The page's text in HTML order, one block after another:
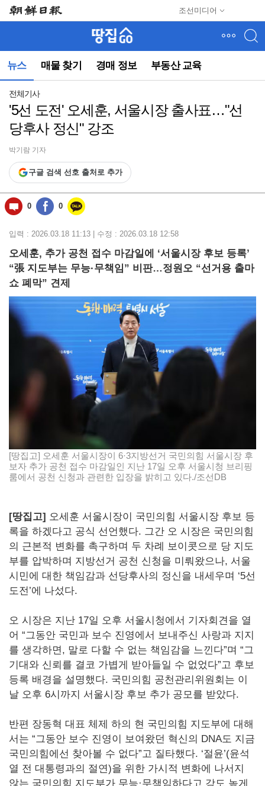
조선미디어
뉴스 매물 찾기 경매 정보 부동산 교육
뉴
(컨
동)
전체기사
'5선 도전' 오세훈, 서울시장 출사표…"선
당후사 정신" 강조
박기람 기자
구글 검색 선호 출처로 추가
0 0
입력 : 2026.03.18 11:13 | 수정 : 2026.03.18 12:58
오세훈, 추가 공천 접수 마감일에 ‘서울시장 후보 등록’
“張 지도부는 무능·무책임” 비판…정원오 “선거용 출마
쇼 폐막” 견제
[땅집고] 오세훈 서울시장이 6·3지방선거 국민의힘 서울시장 후
보자 추가 공천 접수 마감일인 지난 17일 오후 서울시청 브리핑
룸에서 공천 신청과 관련한 입장을 밝히고 있다./조선DB
[땅집고] 오세훈 서울시장이 국민의힘 서울시장 후보 등
록을 하겠다고 공식 선언했다. 그간 오 시장은 국민의힘
의 근본적 변화를 촉구하며 두 차례 보이콧으로 당 지도
부를 압박하며 지방선거 공천 신청을 미뤄왔으나, 서울
시민에 대한 책임감과 선당후사의 정신을 내세우며 ‘5선
도전’에 나섰다.
오 시장은 지난 17일 오후 서울시청에서 기자회견을 열
어 “그동안 국민과 보수 진영에서 보내주신 사랑과 지지
를 생각하면, 말로 다할 수 없는 책임감을 느낀다”며 “그
기대와 신뢰를 결코 가볍게 받아들일 수 없었다”고 후보
등록 배경을 설명했다. 국민의힘 공천관리위원회는 이
날 오후 6시까지 서울시장 후보 추가 공모를 받았다.
반편 장동혁 대표 체제 하의 현 국민의힘 지도부에 대해
서는 “그동안 보수 진영이 보여왔던 혁신의 DNA도 지금
국민의힘에선 찾아볼 수 없다”고 질타했다. ‘절윤’(윤석
열 전 대통령과의 절연)을 위한 가시적 변화에 나서지
않는 국민의힘 지도부가 무능·무책임하다고 강도 높게